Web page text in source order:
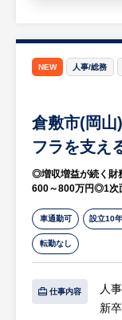
・
・
計
【
同
市
手
経
や
ジ
る
幅
NEW 人事/総務
倉敷市(岡山
フラを支え
◎増収増益が続く財
600～800万円◎1次
車通勤可 設立10
転勤なし
仕事内容
人
新